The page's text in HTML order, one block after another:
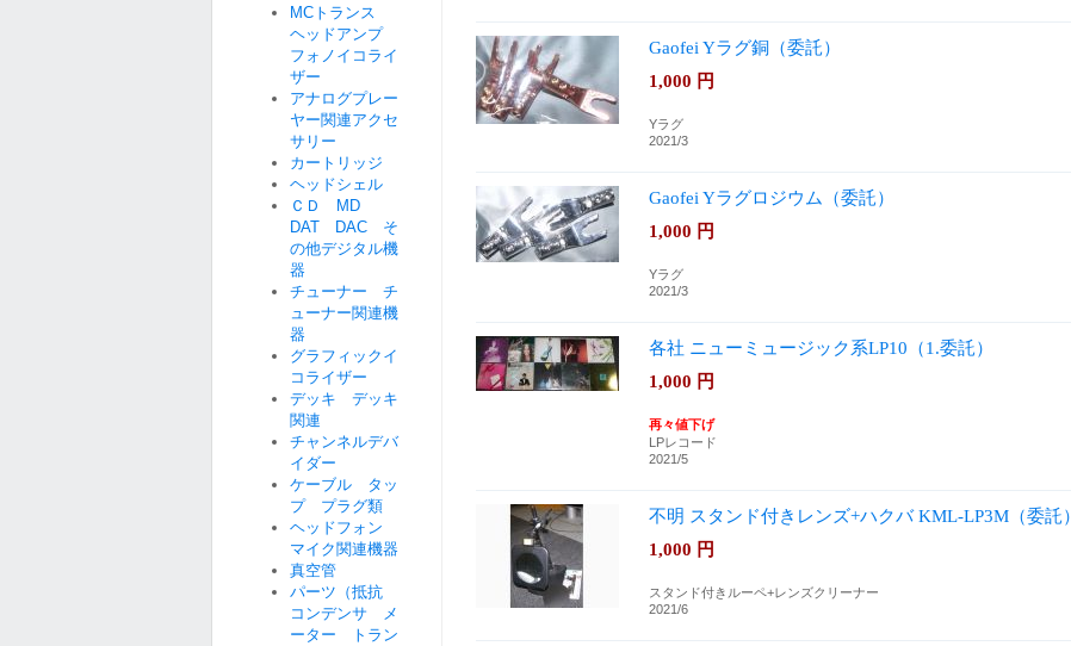
Gaofei Yラグ銅（委託）
1,000 円
Yラグ
2021/3
Gaofei Yラグロジウム（委託）
1,000 円
Yラグ
2021/3
各社 ニューミュージック系LP10（1.委託）
1,000 円
再々値下げ
LPレコード
2021/5
不明 スタンド付きレンズ+ハクバ KML-LP3M（委託）
1,000 円
スタンド付きルーペ+レンズクリーナー
2021/6
MCトランス
ヘッドアンプ
フォノイコライ
ザー
アナログプレー
ヤー関連アクセ
サリー
カートリッジ
ヘッドシェル
ＣＤ MD
DAT DAC そ
の他デジタル機
器
チューナー チ
ューナー関連機
器
グラフィックイ
コライザー
デッキ デッキ
関連
チャンネルデバ
イダー
ケーブル タッ
プ プラグ類
ヘッドフォン
マイク関連機器
真空管
パーツ（抵抗
コンデンサ メ
ーター トラン